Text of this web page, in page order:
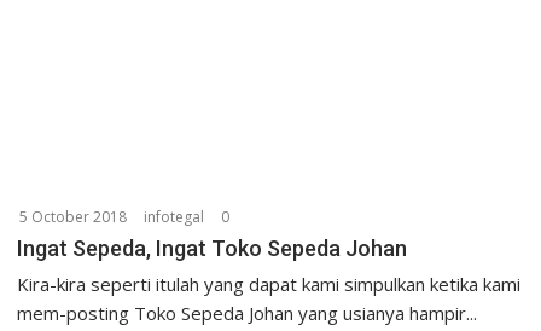
5 October 2018 infotegal 0
Ingat Sepeda, Ingat Toko Sepeda Johan
Kira-kira seperti itulah yang dapat kami simpulkan ketika kami
mem-posting Toko Sepeda Johan yang usianya hampir...